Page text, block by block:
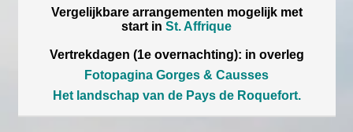
Vergelijkbare arrangementen mogelijk met
start in St. Affrique
Vertrekdagen (1e overnachting): in overleg
Fotopagina Gorges & Causses
Het landschap van de Pays de Roquefort.